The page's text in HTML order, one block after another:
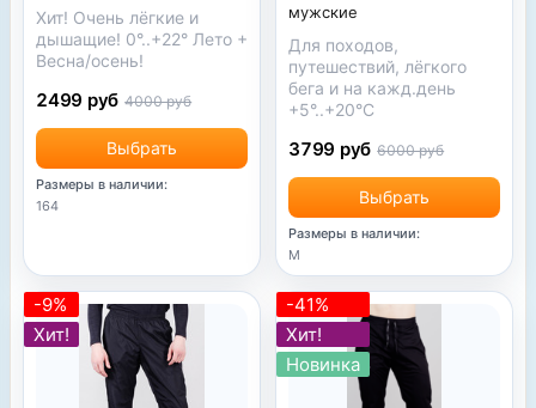
Хит! Очень лёгкие и
дышащие! 0°..+22° Лето +
Весна/осень!
Выбрать
2499 руб 4000 руб
Размеры в наличии:
164
мужские
Для походов,
путешествий, лёгкого
бега и на кажд.день
+5°..+20°С
Выбрать
3799 руб 6000 руб
Размеры в наличии:
M
-9%
Хит!
-41%
Хит!
Новинка